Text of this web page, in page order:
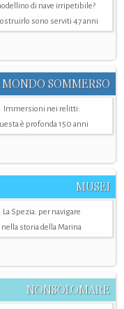
di nave irripetibile?
sono serviti 47 anni
MONDO SOMMERSO
Immersioni nei relitti:
è profonda 150 anni
MUSEI
La Spezia. per navigare
nella storia della Marina
NONSOLOMARE